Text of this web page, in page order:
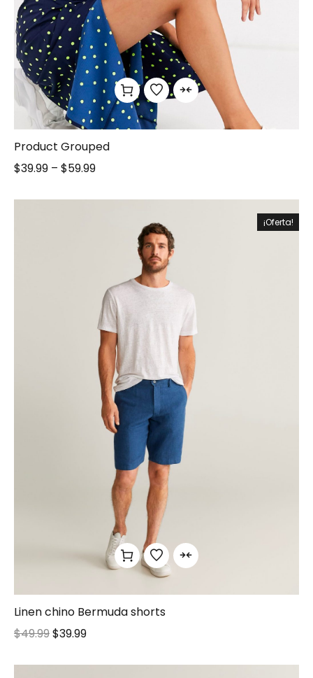
Product Grouped
$39.99 – $59.99
¡Oferta!
Linen chino Bermuda shorts
$49.99$39.99